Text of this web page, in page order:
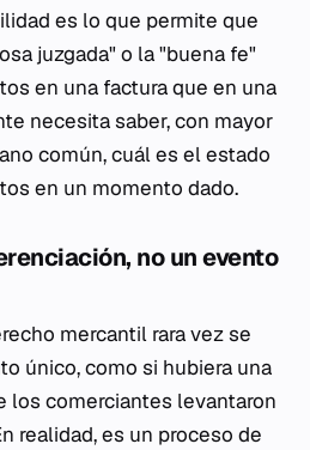
es lo que permite que
juzgada" o la "buena fe"
en una factura que en una
necesita saber, con mayor
común, cuál es el estado
en un momento dado.
no un evento
mercantil rara vez se
único, como si hubiera una
los comerciantes levantaron
realidad, es un proceso de